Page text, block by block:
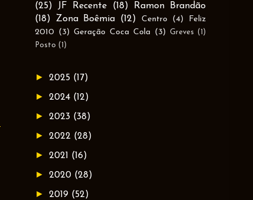
(25)
JF Recente (18)
Ramon Brandão
(18)
Zona Boêmia (12) Centro (4)
Feliz
2010 (3) Geração Coca Cola (3) Greves (1)
Posto (1)
► 2025 (17)
► 2024 (12)
► 2023 (38)
► 2022 (28)
► 2021 (16)
► 2020 (28)
► 2019 (52)